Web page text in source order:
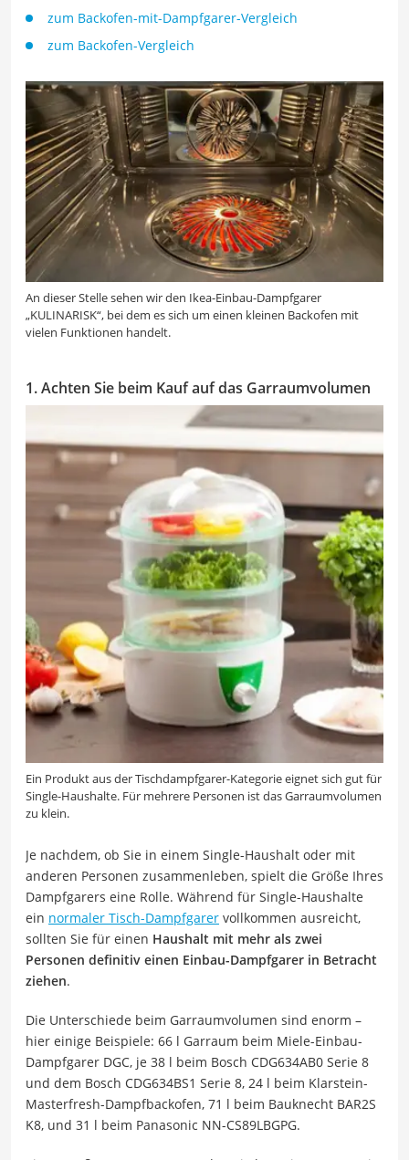
zum Backofen-mit-Dampfgarer-Vergleich
zum Backofen-Vergleich
An dieser Stelle sehen wir den Ikea-Einbau-Dampfgarer
„KULINARISK“, bei dem es sich um einen kleinen Backofen mit
vielen Funktionen handelt.
1. Achten Sie beim Kauf auf das Garraumvolumen
Ein Produkt aus der Tischdampfgarer-Kategorie eignet sich gut für
Single-Haushalte. Für mehrere Personen ist das Garraumvolumen
zu klein.
Je nachdem, ob Sie in einem Single-Haushalt oder mit
anderen Personen zusammenleben, spielt die Größe Ihres
Dampfgarers eine Rolle. Während für Single-Haushalte
ein normaler Tisch-Dampfgarer vollkommen ausreicht,
sollten Sie für einen Haushalt mit mehr als zwei
Personen definitiv einen Einbau-Dampfgarer in Betracht
ziehen.
Die Unterschiede beim Garraumvolumen sind enorm –
hier einige Beispiele: 66 l Garraum beim Miele-Einbau-
Dampfgarer DGC, je 38 l beim Bosch CDG634AB0 Serie 8
und dem Bosch CDG634BS1 Serie 8, 24 l beim Klarstein-
Masterfresh-Dampfbackofen, 71 l beim Bauknecht BAR2S
K8, und 31 l beim Panasonic NN-CS89LBGPG.